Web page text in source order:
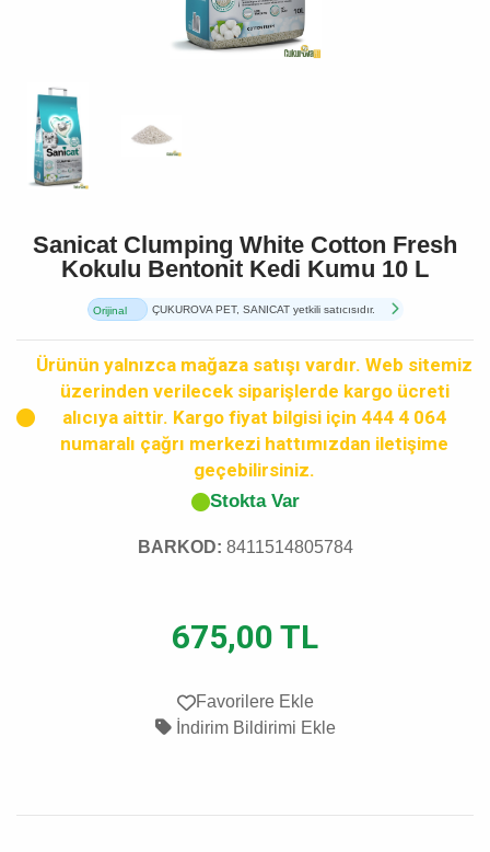
Sanicat Clumping White Cotton Fresh
Kokulu Bentonit Kedi Kumu 10 L
Orijinal
ÇUKUROVA PET, SANICAT yetkili satıcısıdır.
Ürünün yalnızca mağaza satışı vardır. Web sitemiz
üzerinden verilecek siparişlerde kargo ücreti
alıcıya aittir. Kargo fiyat bilgisi için 444 4 064
numaralı çağrı merkezi hattımızdan iletişime
geçebilirsiniz.
Stokta Var
BARKOD: 8411514805784
675,00 TL
Favorilere Ekle
İndirim Bildirimi Ekle